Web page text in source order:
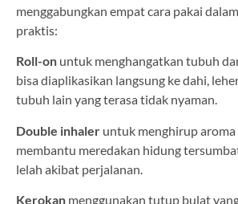
menggabungkan empat cara pakai
praktis:
Roll-on untuk menghangatkan tubuh
bisa diaplikasikan langsung ke dahi,
tubuh lain yang terasa tidak nyaman.
Double inhaler untuk menghirup aroma
membantu meredakan hidung
lelah akibat perjalanan.
Kerokan menggunakan tutup bulat